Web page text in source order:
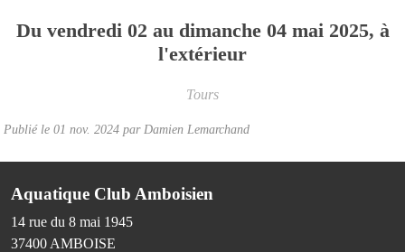
Du vendredi 02 au dimanche 04 mai 2025, à
l'extérieur
Tours
Publié le 01 nov. 2024 par Damien Lemarchand
Aquatique Club Amboisien
14 rue du 8 mai 1945
37400 AMBOISE